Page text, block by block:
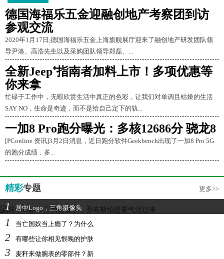
德国海福乐五金迎融创地产考察团到访
参观交流
2020年1月17日,德国海福乐五金上海旗舰展厅迎来了融创地产研发团队领
导尹洛、高浩先生以及采购团队领导郑磊、...
全新Jeep⁺指南者加料上市！多项优惠等
你来拿
忙碌于工作中，无暇欣赏生活中真正的色彩，让我们对单调且枯燥的生活
SAY NO，生命是奇迹，而不是给自己定下的轨...
一加8 Pro跑分曝光：多核12686分 骁龙8
[PConline 资讯]3月2日消息，近日跑分软件Geekbench出现了一加8 Pro 5G
的跑分成绩，多...
精彩专题 更多>>
1 居中Logo，三角摄像头
1 当亡国奴当上瘾了？为什么
2 有哪些让你相见恨晚的护肤
3 麦秆来做腕表的零部件？新